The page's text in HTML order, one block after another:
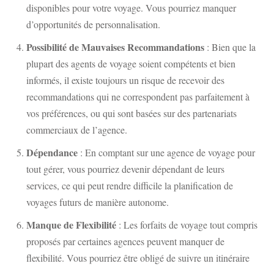
disponibles pour votre voyage. Vous pourriez manquer
d’opportunités de personnalisation.
Possibilité de Mauvaises Recommandations : Bien que la
plupart des agents de voyage soient compétents et bien
informés, il existe toujours un risque de recevoir des
recommandations qui ne correspondent pas parfaitement à
vos préférences, ou qui sont basées sur des partenariats
commerciaux de l’agence.
Dépendance : En comptant sur une agence de voyage pour
tout gérer, vous pourriez devenir dépendant de leurs
services, ce qui peut rendre difficile la planification de
voyages futurs de manière autonome.
Manque de Flexibilité : Les forfaits de voyage tout compris
proposés par certaines agences peuvent manquer de
flexibilité. Vous pourriez être obligé de suivre un itinéraire